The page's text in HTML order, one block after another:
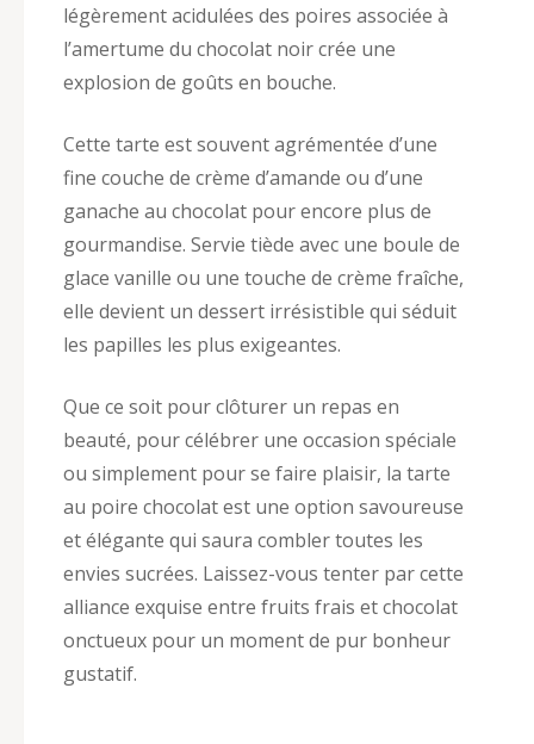
légèrement acidulées des poires associée à
l’amertume du chocolat noir crée une
explosion de goûts en bouche.
Cette tarte est souvent agrémentée d’une
fine couche de crème d’amande ou d’une
ganache au chocolat pour encore plus de
gourmandise. Servie tiède avec une boule de
glace vanille ou une touche de crème fraîche,
elle devient un dessert irrésistible qui séduit
les papilles les plus exigeantes.
Que ce soit pour clôturer un repas en
beauté, pour célébrer une occasion spéciale
ou simplement pour se faire plaisir, la tarte
au poire chocolat est une option savoureuse
et élégante qui saura combler toutes les
envies sucrées. Laissez-vous tenter par cette
alliance exquise entre fruits frais et chocolat
onctueux pour un moment de pur bonheur
gustatif.